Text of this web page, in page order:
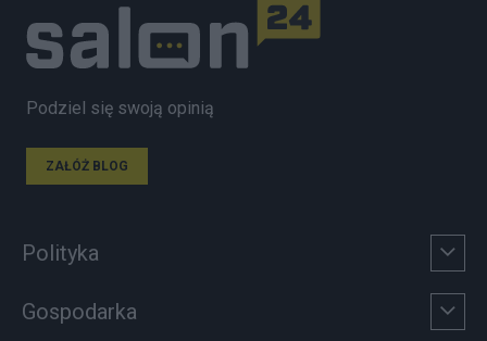
Podziel się swoją opinią
ZAŁÓŻ BLOG
Polityka
Gospodarka